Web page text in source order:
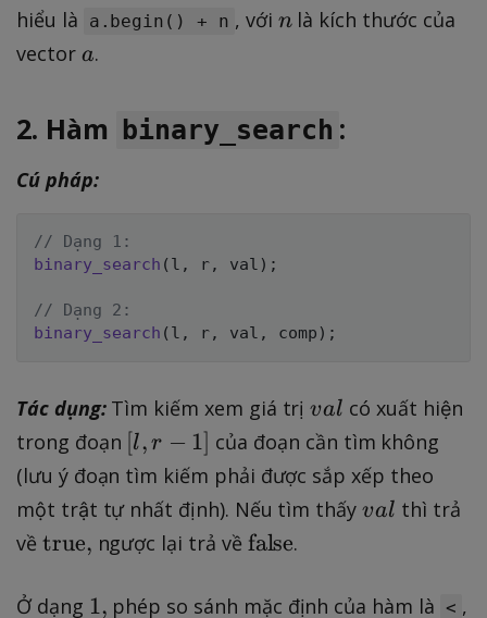
hiểu là
a.begin() + n , với n
nlà kích thước của
vector a
a.
2. Hàm binary_search :
Cú pháp:
// Dạng 1:
binary_search ( l , r, val ) ;
// Dạng 2:
binary_search ( l , r, val , comp ) ;
Tác dụng:Tìm kiếm xem giá trịv
a
val có xuất hiện
trong đoạn [
l
r
-
]
[l, r − 1] của đoạn cần tìm không
(lưu ý đoạn tìm kiếm phải được sắp xếp theo
một trật tự nhất định). Nếu tìm thấyv
val thì trả
về \
e
true, ngược lại trả về \
e
false.
Ở dạng 1
1, phép so sánh mặc định của hàm là < ,